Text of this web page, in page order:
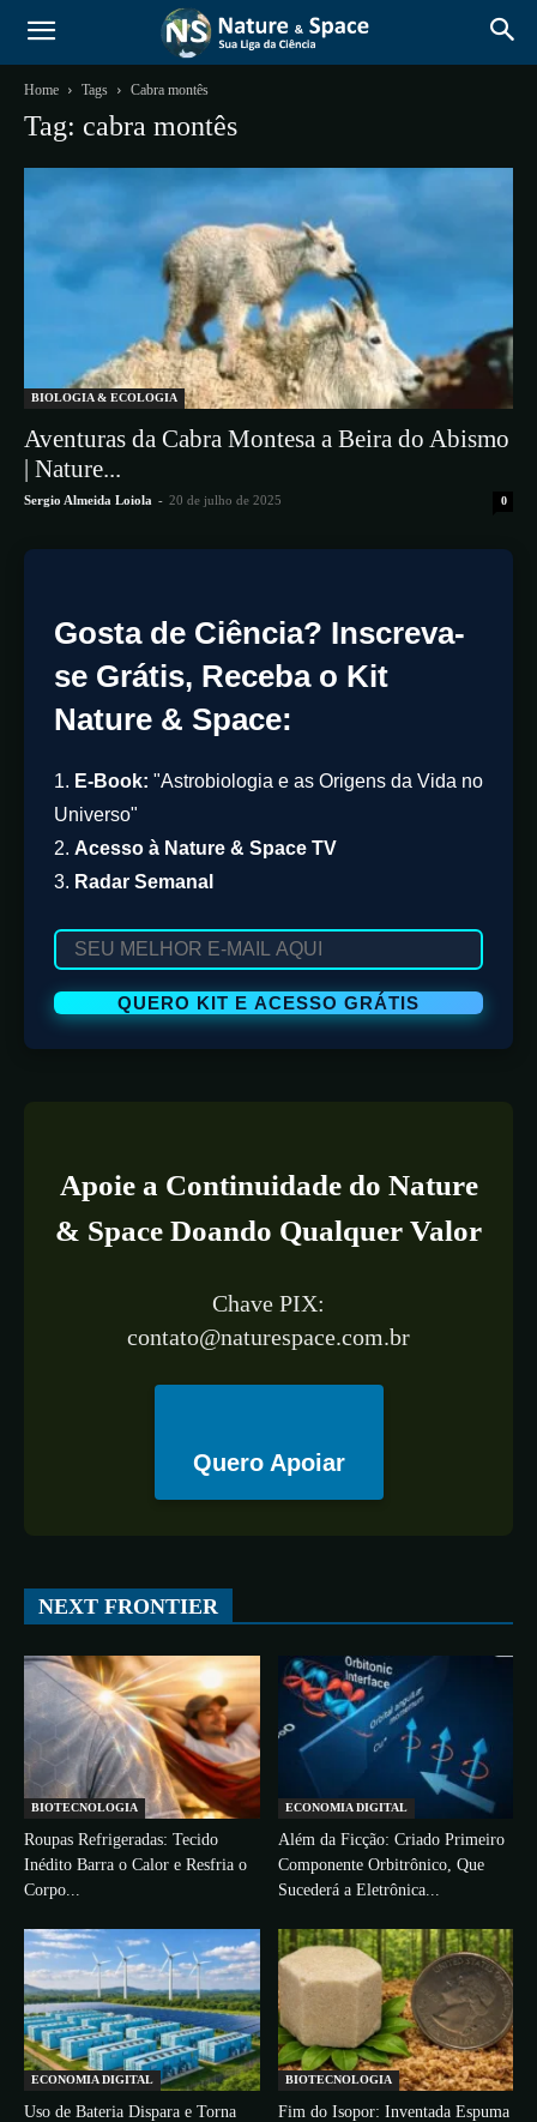
Home Tags Cabra montês
Tag: cabra montês
BIOLOGIA & ECOLOGIA
Aventuras da Cabra Montesa a Beira do Abismo
| Nature...
Sergio Almeida Loiola - 20 de julho de 2025 0
Gosta de Ciência? Inscreva-
se Grátis, Receba o Kit
Nature & Space:
1. E-Book: "Astrobiologia e as Origens da Vida no
Universo"
2. Acesso à Nature & Space TV
3. Radar Semanal
Apoie a Continuidade do Nature
& Space Doando Qualquer Valor
Chave PIX:
contato@naturespace.com.br
Quero Apoiar
NEXT FRONTIER
BIOTECNOLOGIA
Roupas Refrigeradas: Tecido
Inédito Barra o Calor e Resfria o
Corpo...
ECONOMIA DIGITAL
Além da Ficção: Criado Primeiro
Componente Orbitrônico, Que
Sucederá a Eletrônica...
ECONOMIA DIGITAL
Uso de Bateria Dispara e Torna
BIOTECNOLOGIA
Fim do Isopor: Inventada Espuma